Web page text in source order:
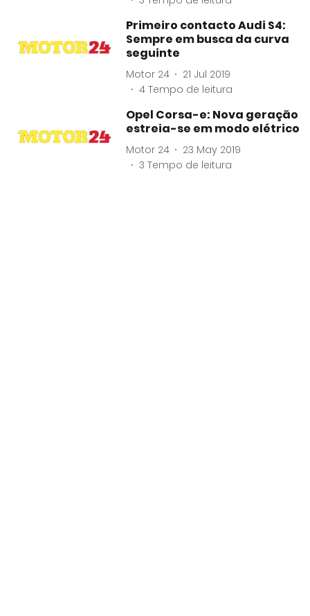
Primeiro contacto Audi S4:
Sempre em busca da curva
seguinte
Motor 24
21 Jul 2019
4 Tempo de leitura
Opel Corsa-e: Nova geração
estreia-se em modo elétrico
Motor 24
23 May 2019
3 Tempo de leitura